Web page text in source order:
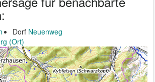
Dorf Neuenweg
(Ort)